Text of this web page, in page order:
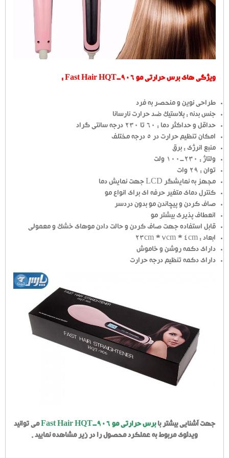
ویژگی های برس حرارتی مو Fast Hair HQT-906 :
طراحی نوین و منحصر به فرد
جنس بدنه : پلاستیک ضد حرارت نارسانا
حداقل و حداکثر دما : 60 تا 230 درجه سانتی گراد
امکان تنظیم حرارت در 5 درجه مختلف
منبع انرژی : برق
ولتاژ : 230-100 ولت
توان : 29 وات
مجهز به نمایشگر LCD جهت نمایش دما
کنترل دمای متغیر حرفه ای برای انواع مو
صاف کردن و پیچاندن مو بدون دردسر
انعطاف پذیری بیشتر مو
قابل استفاده جهت صاف کردن و حالت دادن موهای خشک و معمولی
ابعاد : 23cm * 7cm * 4cm
دارای دکمه روشن و خاموش
دارای دکمه تنظیم درجه حرارت
جهت آشنایی بیشتر بابرس حرارتی مو Fast Hair HQT-906
می توانید
ویدئوی مربوط به عملکرد محصول را در زیر مشاهده نمایید .